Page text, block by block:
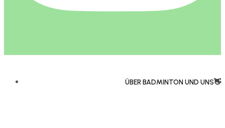
ÜBER BADMINTON UND UNS👋